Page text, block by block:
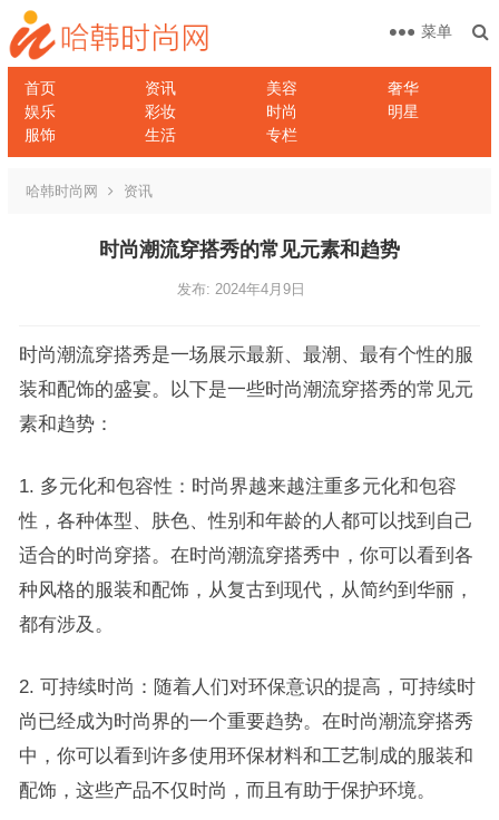
首页 资讯 美容
奢华
娱乐
彩妆 时尚
明星
服饰
生活 专栏
菜单
哈韩时尚网 资讯
时尚潮流穿搭秀的常见元素和趋势
发布: 2024年4月9日
时尚潮流穿搭秀是一场展示最新、最潮、最有个性的服
装和配饰的盛宴。以下是一些时尚潮流穿搭秀的常见元
素和趋势：
1. 多元化和包容性：时尚界越来越注重多元化和包容
性，各种体型、肤色、性别和年龄的人都可以找到自己
适合的时尚穿搭。在时尚潮流穿搭秀中，你可以看到各
种风格的服装和配饰，从复古到现代，从简约到华丽，
都有涉及。
2. 可持续时尚：随着人们对环保意识的提高，可持续时
尚已经成为时尚界的一个重要趋势。在时尚潮流穿搭秀
中，你可以看到许多使用环保材料和工艺制成的服装和
配饰，这些产品不仅时尚，而且有助于保护环境。